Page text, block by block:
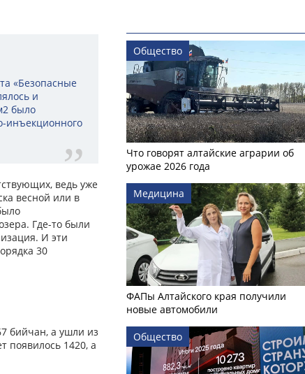
«Безопасные
и
было
инъекционного
ведь уже
весной или в
Где-то были
И эти
30
бийчан, а ушли из
появилось 1420, а
Общество
Что говорят алтайские аграрии об
урожае 2026 года
Медицина
ФАПы Алтайского края получили
новые автомобили
Общество